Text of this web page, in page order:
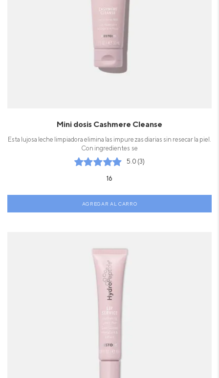
Mini dosis Cashmere Cleanse
Esta lujosa leche limpiadora elimina las impurezas diarias sin resecar la piel.
Con ingredientes se
5.0 (3)
16
AGREGAR AL CARRO